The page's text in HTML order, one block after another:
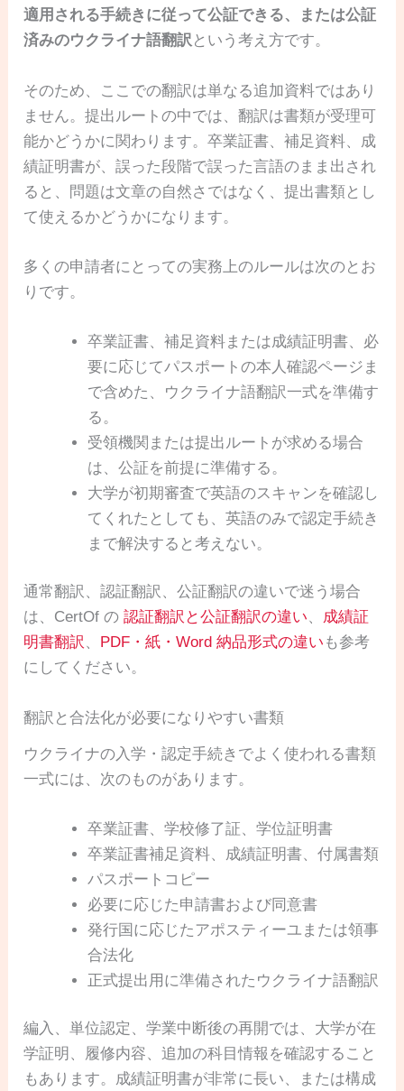
適用される手続きに従って公証できる、または公証
済みのウクライナ語翻訳 という考え方です。
そのため、ここでの翻訳は単なる追加資料ではあり
ません。提出ルートの中では、翻訳は書類が受理可
能かどうかに関わります。卒業証書、補足資料、成
績証明書が、誤った段階で誤った言語のまま出され
ると、問題は文章の自然さではなく、提出書類とし
て使えるかどうかになります。
多くの申請者にとっての実務上のルールは次のとお
りです。
卒業証書、補足資料または成績証明書、必
要に応じてパスポートの本人確認ページま
で含めた、ウクライナ語翻訳一式を準備す
る。
受領機関または提出ルートが求める場合
は、公証を前提に準備する。
大学が初期審査で英語のスキャンを確認し
てくれたとしても、英語のみで認定手続き
まで解決すると考えない。
通常翻訳、認証翻訳、公証翻訳の違いで迷う場合
は、CertOf の認証翻訳と公証翻訳の違い、 成績証
明書翻訳 、 PDF・紙・Word 納品形式の違い も参考
にしてください。
翻訳と合法化が必要になりやすい書類
ウクライナの入学・認定手続きでよく使われる書類
一式には、次のものがあります。
卒業証書、学校修了証、学位証明書
卒業証書補足資料、成績証明書、付属書類
パスポートコピー
必要に応じた申請書および同意書
発行国に応じたアポスティーユまたは領事
合法化
正式提出用に準備されたウクライナ語翻訳
編入、単位認定、学業中断後の再開では、大学が在
学証明、履修内容、追加の科目情報を確認すること
もあります。成績証明書が非常に長い、または構成